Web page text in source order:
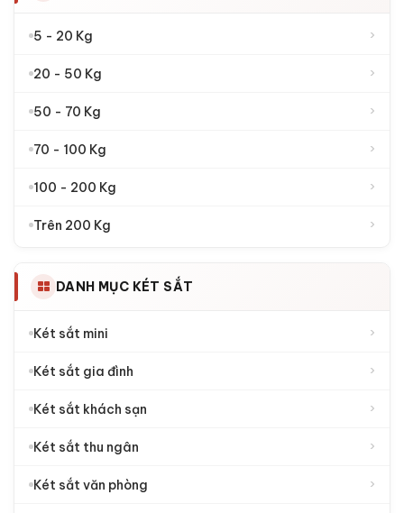
5 - 20 Kg ›
20 - 50 Kg ›
50 - 70 Kg ›
70 - 100 Kg ›
100 - 200 Kg ›
Trên 200 Kg ›
DANH MỤC KÉT SẮT
Két sắt mini ›
Két sắt gia đình ›
Két sắt khách sạn ›
Két sắt thu ngân ›
Két sắt văn phòng ›